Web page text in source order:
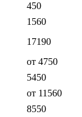
450
1560
17190
от 4750
5450
от 11560
8550